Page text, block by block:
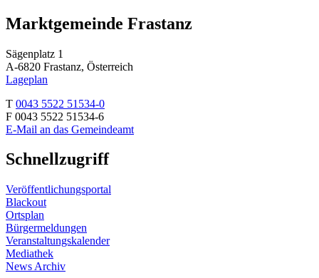
Marktgemeinde Frastanz
Sägenplatz 1
A-6820 Frastanz, Österreich
Lageplan
T 0043 5522 51534-0
F 0043 5522 51534-6
E-Mail an das Gemeindeamt
Schnellzugriff
Veröffentlichungsportal
Blackout
Ortsplan
Bürgermeldungen
Veranstaltungskalender
Mediathek
News Archiv